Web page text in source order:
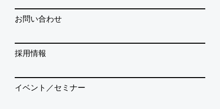
お問い合わせ
採用情報
イベント／セミナー